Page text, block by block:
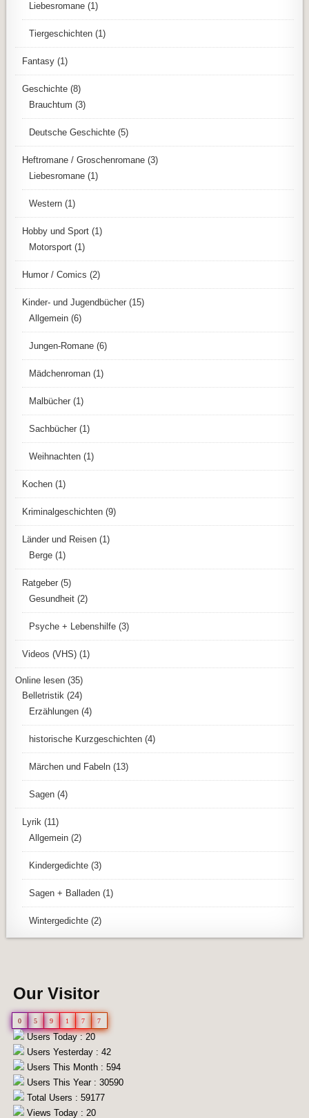
Liebesromane (1)
Tiergeschichten (1)
Fantasy (1)
Geschichte (8)
Brauchtum (3)
Deutsche Geschichte (5)
Heftromane / Groschenromane (3)
Liebesromane (1)
Western (1)
Hobby und Sport (1)
Motorsport (1)
Humor / Comics (2)
Kinder- und Jugendbücher (15)
Allgemein (6)
Jungen-Romane (6)
Mädchenroman (1)
Malbücher (1)
Sachbücher (1)
Weihnachten (1)
Kochen (1)
Kriminalgeschichten (9)
Länder und Reisen (1)
Berge (1)
Ratgeber (5)
Gesundheit (2)
Psyche + Lebenshilfe (3)
Videos (VHS) (1)
Online lesen (35)
Belletristik (24)
Erzählungen (4)
historische Kurzgeschichten (4)
Märchen und Fabeln (13)
Sagen (4)
Lyrik (11)
Allgemein (2)
Kindergedichte (3)
Sagen + Balladen (1)
Wintergedichte (2)
Our Visitor
0 5 9 1 7 7
Users Today : 20
Users Yesterday : 42
Users This Month : 594
Users This Year : 30590
Total Users : 59177
Views Today : 20